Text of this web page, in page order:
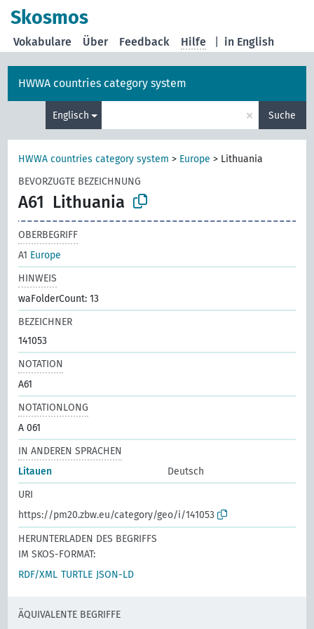
Skosmos
in English
Vokabulare Über Feedback Hilfe
HWWA countries category system
Englisch × Suche
HWWA countries category system > Europe > Lithuania
BEVORZUGTE BEZEICHNUNG
A61 Lithuania
OBERBEGRIFF
A1 Europe
HINWEIS
waFolderCount: 13
BEZEICHNER
141053
NOTATION
A61
NOTATIONLONG
A 061
IN ANDEREN SPRACHEN
Litauen
Deutsch
URI
https://pm20.zbw.eu/category/geo/i/141053
HERUNTERLADEN DES BEGRIFFS
IM SKOS-FORMAT:
RDF/XML TURTLE JSON-LD
ÄQUIVALENTE BEGRIFFE